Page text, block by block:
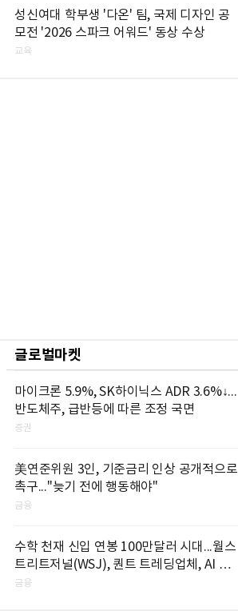
성신여대 학부생 '다온' 팀, 국제 디자인 공
모전 '2026 스파크 어워드' 동상 수상
교육
글로벌마켓
마이크론 5.9%, SK하이닉스 ADR 3.6%↓...
반도체주, 급반등에 따른 조정 국면
증권
美연준위원 3인, 기준금리 인상 공개적으로
촉구..."늦기 전에 행동해야"
금융
수학 천재 신입 연봉 100만달러 시대...월스
트리트저널(WSJ), 퀀트 트레딩업체, AI 기
업들 인재 확보 경쟁
금융